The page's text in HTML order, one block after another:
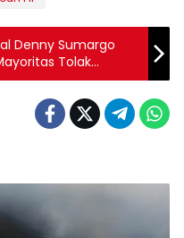
Denny Sumargo
Tolak